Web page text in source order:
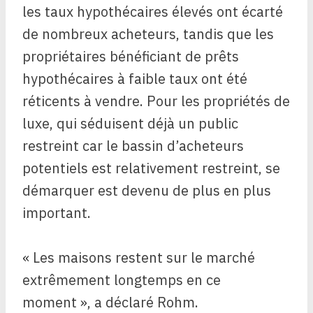
les taux hypothécaires élevés ont écarté
de nombreux acheteurs, tandis que les
propriétaires bénéficiant de prêts
hypothécaires à faible taux ont été
réticents à vendre. Pour les propriétés de
luxe, qui séduisent déjà un public
restreint car le bassin d’acheteurs
potentiels est relativement restreint, se
démarquer est devenu de plus en plus
important.
« Les maisons restent sur le marché
extrêmement longtemps en ce
moment », a déclaré Rohm.